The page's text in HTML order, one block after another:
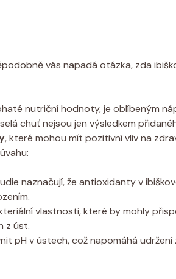
vás napadá otázka, zda
nutriční hodnoty, je oblíbeným
chuť nejsou jen výsledkem
, které mohou mít pozitivní vliv na
naznačují, že antioxidanty v
vlastnosti, které by mohly
z úst.
pH v ústech, což napomáhá